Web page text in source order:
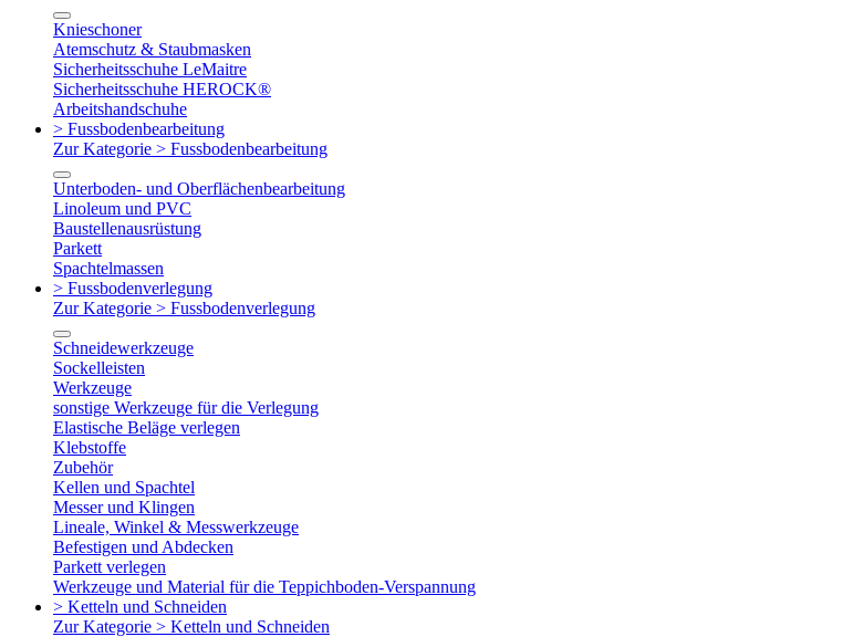
Knieschoner
Atemschutz & Staubmasken
Sicherheitsschuhe LeMaitre
Sicherheitsschuhe HEROCK®
Arbeitshandschuhe
> Fussbodenbearbeitung
Zur Kategorie > Fussbodenbearbeitung
Unterboden- und Oberflächenbearbeitung
Linoleum und PVC
Baustellenausrüstung
Parkett
Spachtelmassen
> Fussbodenverlegung
Zur Kategorie > Fussbodenverlegung
Schneidewerkzeuge
Sockelleisten
Werkzeuge
sonstige Werkzeuge für die Verlegung
Elastische Beläge verlegen
Klebstoffe
Zubehör
Kellen und Spachtel
Messer und Klingen
Lineale, Winkel & Messwerkzeuge
Befestigen und Abdecken
Parkett verlegen
Werkzeuge und Material für die Teppichboden-Verspannung
> Ketteln und Schneiden
Zur Kategorie > Ketteln und Schneiden